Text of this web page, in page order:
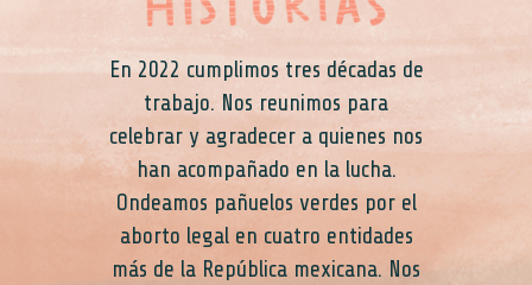
En 2022 cumplimos tres décadas de
trabajo. Nos reunimos para
celebrar y agradecer a quienes nos
han acompañado en la lucha.
Ondeamos pañuelos verdes por el
aborto legal en cuatro entidades
más de la República mexicana. Nos